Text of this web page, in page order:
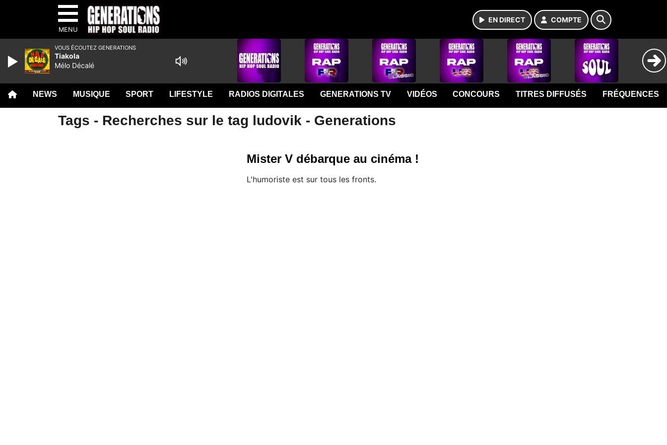
MENU
EN DIRECT COMPTE
NEWS MUSIQUE SPORT LIFESTYLE RADIOS DIGITALES GENERATIONS TV VIDÉOS CONCOURS TITRES DIFFUSÉS FRÉQUENCES
Tags - Recherches sur le tag ludovik - Generations
Mister V débarque au cinéma !
L'humoriste est sur tous les fronts.
VOUS ÉCOUTEZ GENERATIONS
Tiakola
Mélo Décalé